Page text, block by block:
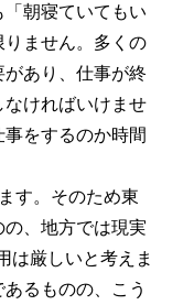
朝寝ていてもい
ません。多くの
あり、仕事が終
ければいけませ
をするのか時間
す。そのため東
、地方では現実
は厳しいと考えま
るものの、こう